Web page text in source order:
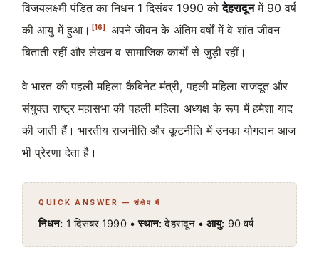
विजयलक्ष्मी पंडित का निधन 1 दिसंबर 1990 कोदेहरादूनमें 90 वर्ष
की आयु में हुआ।
[16]
अपने जीवन के अंतिम वर्षों में वे शांत जीवन
बिताती रहीं और लेखन व सामाजिक कार्यों से जुड़ी रहीं।
वे भारत की पहली महिला कैबिनेट मंत्री, पहली महिला राजदूत और
संयुक्त राष्ट्र महासभा की पहली महिला अध्यक्ष के रूप में हमेशा याद
की जाती हैं। भारतीय राजनीति और कूटनीति में उनका योगदान आज
भी प्रेरणा देता है।
QUICK ANSWER — संक्षेप में
निधन: 1 दिसंबर 1990 •स्थान:देहरादून •आयु: 90 वर्ष